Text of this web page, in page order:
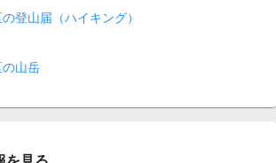
登山届（ハイキング）
山岳